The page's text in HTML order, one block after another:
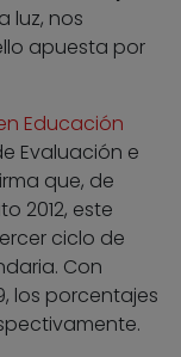
luz, nos
apuesta por
Educación
Evaluación e
que, de
2012, este
ciclo de
Con
los porcentajes